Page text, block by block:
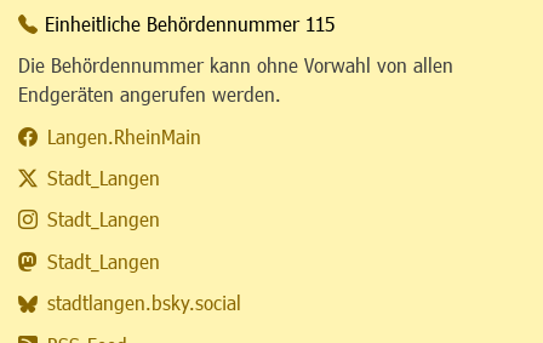
Einheitliche Behördennummer 115
Die Behördennummer kann ohne Vorwahl von allen
Endgeräten angerufen werden.
Langen.RheinMain
Stadt_Langen
Stadt_Langen
Stadt_Langen
stadtlangen.bsky.social